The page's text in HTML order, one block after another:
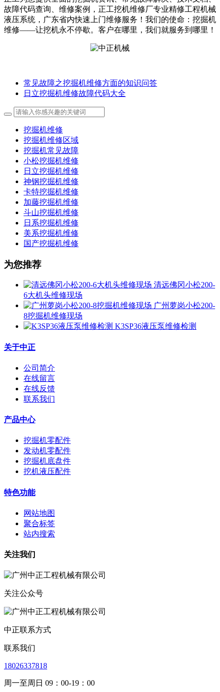
故障代码查询、维修案例，正工挖机维修厂专业精修工程机械
液压系统，广东省内快速上门维修服务！我们的使命：挖掘机
维修——让挖机永不停歇。客户在哪里，我们就服务到哪里！
常见故障之挖掘机维修方面的知识问答
日立挖掘机维修故障代码大全
挖掘机维修
挖掘机维修区域
挖掘机常见故障
小松挖掘机维修
日立挖掘机维修
神钢挖掘机维修
卡特挖掘机维修
加藤挖掘机维修
斗山挖掘机维修
日系挖掘机维修
美系挖掘机维修
国产挖掘机维修
为您推荐
清远佛冈小松200-
6大机头维修现场
广州萝岗小松200-
8挖掘机维修现场
K3SP36液压泵维修检测
关于中正
公司简介
在线留言
在线反馈
联系我们
产品中心
挖掘机零配件
发动机零配件
挖掘机底盘件
挖机液压配件
特色功能
网站地图
聚合标签
站内搜索
关注我们
关注公众号
中正联系方式
联系我们
18026337818
周一至周日 09：00-19：00